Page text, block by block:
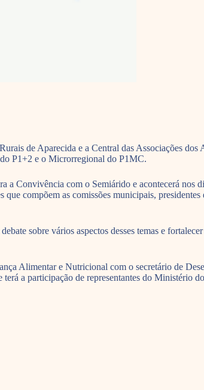
de Aparecida e a Central das Associações
P1+2 e o Microrregional do P1MC.
Convivência com o Semiárido e acontecerá nos
compõem as comissões municipais,
sobre vários aspectos desses temas e
Alimentar e Nutricional com o secretário de
a participação de representantes do Ministério